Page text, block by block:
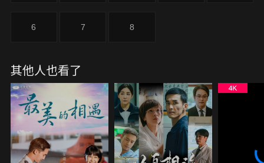
6 7 8
其他人也看了